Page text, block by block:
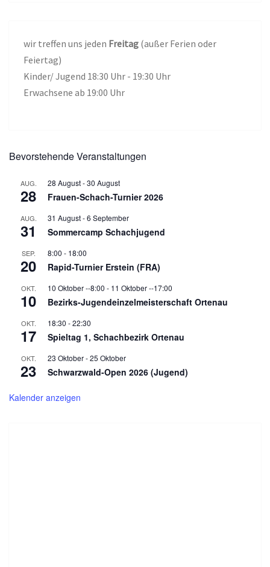
wir treffen uns jeden Freitag (außer Ferien oder
Feiertag)
Kinder/ Jugend 18:30 Uhr - 19:30 Uhr
Erwachsene ab 19:00 Uhr
Bevorstehende Veranstaltungen
AUG.
28
28 August-30 August
Frauen-Schach-Turnier 2026
AUG.
31
31 August-6 September
Sommercamp Schachjugend
SEP.
20
8:00 - 18:00
Rapid-Turnier Erstein (FRA)
OKT.
10
10 Oktober --8:00 - 11 Oktober --17:00
Bezirks-Jugendeinzelmeisterschaft Ortenau
OKT.
17
18:30 -22:30
Spieltag 1, Schachbezirk Ortenau
OKT.
23
23 Oktober-25 Oktober
Schwarzwald-Open 2026 (Jugend)
Kalender anzeigen